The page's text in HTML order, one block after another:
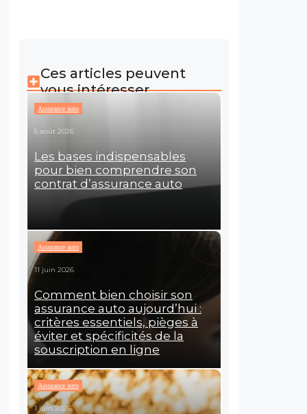
Ces articles peuvent
vous intéresser
Assurance auto
5 août 2026
Les bases indispensables
pour bien comprendre son
contrat d’assurance auto
Assurance auto
11 juin 2026
Comment bien choisir son
assurance auto aujourd’hui :
critères essentiels, pièges à
éviter et spécificités de la
souscription en ligne
Assurance auto
1 juin 2026